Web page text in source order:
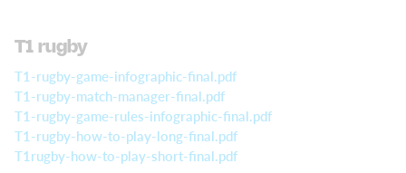
T1 rugby
T1-rugby-game-infographic-final.pdf
T1-rugby-match-manager-final.pdf
T1-rugby-game-rules-infographic-final.pdf
T1-rugby-how-to-play-long-final.pdf
T1rugby-how-to-play-short-final.pdf